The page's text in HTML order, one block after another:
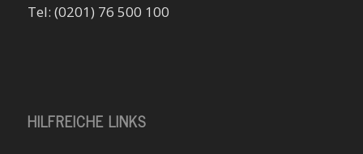
Tel: (0201) 76 500 100
HILFREICHE LINKS